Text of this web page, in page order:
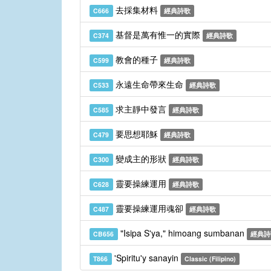
C666 去採集材料 經典詩歌
C374 基督是萬有惟一的實際 經典詩歌
C599 教會的種子 經典詩歌
C533 永遠生命帶來生命 經典詩歌
C585 求主靜中發言 經典詩歌
C479 要思想耶穌 經典詩歌
C300 變成主的形狀 經典詩歌
C628 靈要操練運用 經典詩歌
C487 靈要操練運用魂卻 經典詩歌
CB656 "Isipa S'ya," himoang sumbanan 經典
T866 'Spiritu'y sanayin Classic (Filipino)